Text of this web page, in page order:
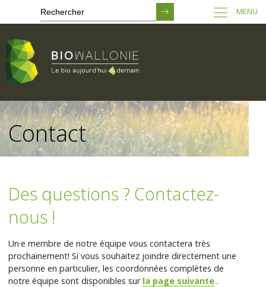
Passer
au
contenu
principal
MENU
Contact
Des questions ? Contactez-
nous !
Un·e membre de notre équipe vous contactera très
prochainement! Si vous souhaitez joindre directement une
personne en particulier, les coordonnées complètes de
notre équipe sont disponibles sur la page suivante .